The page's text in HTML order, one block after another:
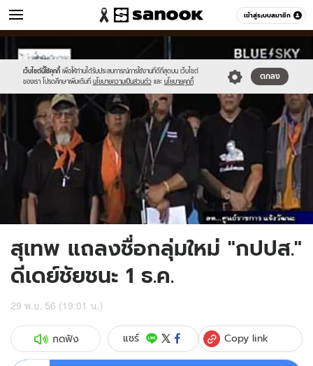
เข้าสู่ระบบสมาชิก
ข่าว หมวดอื่นๆ
เว็บไซต์นี้ใช้คุกกี้ เพื่อให้ท่านได้รับประสบการณ์การใช้งานที่ดีที่สุดบน เว็บไซต์
ของเรา โปรดศึกษาเพิ่มเติมที่ นโยบายความเป็นส่วนตัว และ นโยบายคุกกี้
ตกลง
new-
sanook.png
//s.isanook.com/ns/0/ud/266/1334419/untitled-
1_copy.jpg
สุเทพ แถลงชื่อกลุ่มใหม่ "กปปส."
ดีเดย์ชัยชนะ 1 ธ.ค.
29 พ.ย. 56 (19:01 น.)
กดฟัง แชร์ Copy link